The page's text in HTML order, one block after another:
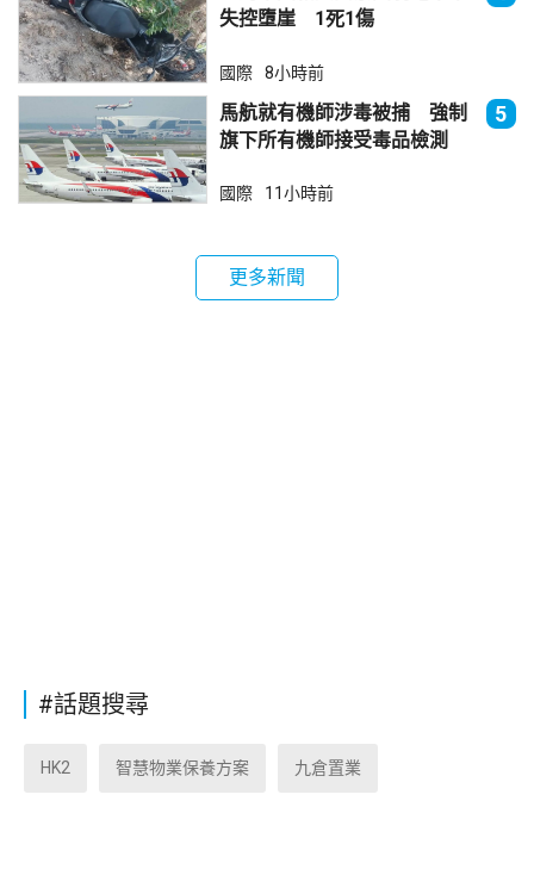
失控墮崖 1死1傷
國際 8小時前
馬航就有機師涉毒被捕 強制
旗下所有機師接受毒品檢測
5
國際 11小時前
更多新聞
#話題搜尋
HK2 智慧物業保養方案 九倉置業